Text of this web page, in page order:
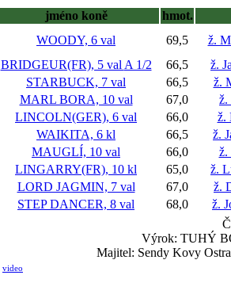
jméno koně
hmot.
WOODY, 6 val 69,5
ž.
BRIDGEUR(FR), 5 val A 1/2 66,5
ž.
STARBUCK, 7 val 66,5
ž.
MARL BORA, 10 val 67,0
ž.
LINCOLN(GER), 6 val 66,0
ž.
WAIKITA, 6 kl 66,5
ž.
MAUGLÍ, 10 val 66,0
ž.
LINGARRY(FR), 10 kl 65,0
ž.
LORD JAGMIN, 7 val 67,0
ž.
STEP DANCER, 8 val 68,0
ž.
Výrok: TUHÝ
Majitel: Sendy Kovy
video